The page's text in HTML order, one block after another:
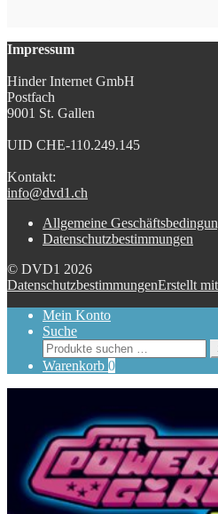
Impressum
Hinder Internet GmbH
Postfach
9001 St. Gallen
UID CHE-110.249.145
Kontakt:
info@dvd1.ch
Allgemeine
Datenschutzbestimmungen
© DVD1 2026
DatenschutzbestimmungenErstellt
Mein Konto
Suche
Suchen
nach:
Warenkorb 0